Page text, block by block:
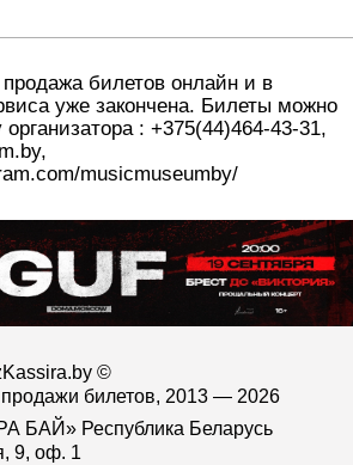
билетов онлайн и в
уже закончена. Билеты можно
: +375(44)464-43-31,
musicmuseumby/
©
билетов, 2013 — 2026
Республика Беларусь
9, оф. 1